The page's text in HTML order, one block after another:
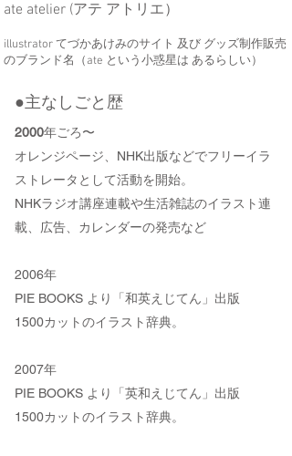
ate atelier (アテ アトリエ）
illustrator てづかあけみのサイト 及び グッズ制作販売
のブランド名（ate という小惑星は あるらしい）
​●主なしごと歴
2000年ごろ〜
オレンジページ、NHK出版などでフリーイラ
ストレータとして活動を開始。
NHKラジオ講座連載や生活雑誌のイラスト連
載、広告、カレンダーの発売など
2006年
PIE BOOKS より「和英えじてん」出版
1500カットのイラスト辞典。
2007年
PIE BOOKS より「英和えじてん」出版
1500カットのイラスト辞典。